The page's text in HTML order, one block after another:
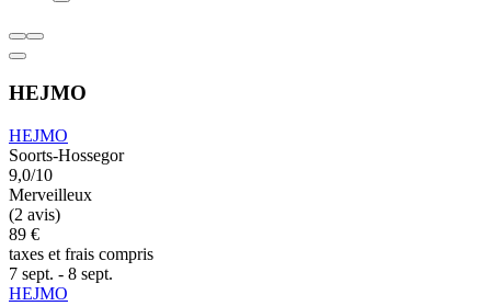
HEJMO
HEJMO
Soorts-Hossegor
9,0/10
Merveilleux
(2 avis)
89 €
taxes et frais compris
7 sept. - 8 sept.
HEJMO